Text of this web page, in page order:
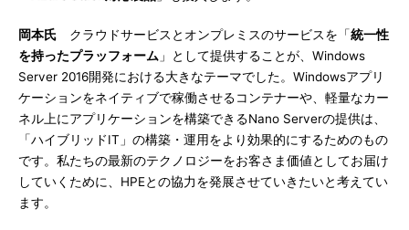
岡本氏 クラウドサービスとオンプレミスのサービスを「統一性
を持ったプラッフォーム 」として提供することが、Windows
Server 2016開発における大きなテーマでした。Windowsアプリ
ケーションをネイティブで稼働させるコンテナーや、軽量なカー
ネル上にアプリケーションを構築できるNano Serverの提供は、
「ハイブリッドIT」の構築・運用をより効果的にするためのもの
です。私たちの最新のテクノロジーをお客さま価値としてお届け
していくために、HPEとの協力を発展させていきたいと考えてい
ます。